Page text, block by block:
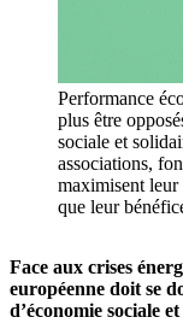
Performance
plus être
sociale et
associations,
maximisent
que leur
Face aux crises
européenne doit se
d’économie sociale